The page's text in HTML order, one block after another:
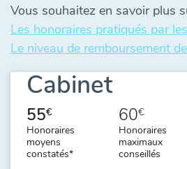
Vous souhaitez en savoir plus
Les honoraires pratiqués par
Le niveau de remboursement
Cabinet
55€
Honoraires
moyens
constatés*
60€
Honoraires
maximaux
conseillés